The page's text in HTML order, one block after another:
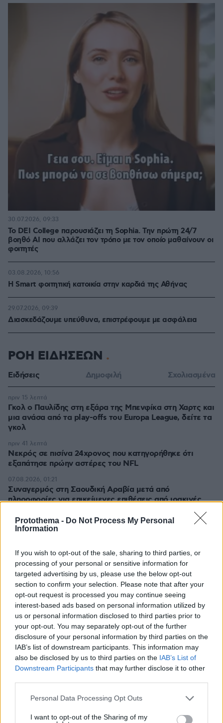
Protothema - Do Not Process My Personal
Information
If you wish to opt-out of the sale, sharing to third parties, or
processing of your personal or sensitive information for
targeted advertising by us, please use the below opt-out
section to confirm your selection. Please note that after your
opt-out request is processed you may continue seeing
interest-based ads based on personal information utilized by
us or personal information disclosed to third parties prior to
your opt-out. You may separately opt-out of the further
disclosure of your personal information by third parties on the
IAB’s list of downstream participants. This information may
also be disclosed by us to third parties on the IAB’s List of
Downstream Participants that may further disclose it to other
Please note that this website/app uses one or more Google
not limited to your visit or usage behaviour. You may click to
Personal Data Processing Opt Outs
I want to opt-out of the Sharing of my
Το DEI College παρουσιάζει τη Sophia. Την πρώτη 24/7
βοηθό AI που αλλάζει τον τρόπο με τον οποίο μαθαίνουν οι
φοιτητές
30.07.2026, 09:33
Η Smart φοιτητική κατοικία στην καρδιά της Αθήνας
03.08.2026, 10:56
Διασκεδάζουμε υπεύθυνα, επιστρέφουμε με ασφάλεια
29.07.2026, 09:39
ΡΟΗ ΕΙΔΗΣΕΩΝ
Ειδήσεις Δημοφιλή Σχολιασμένα
Γκολ ο Παυλίδης στη εξάρα της Μπενφίκα στη Χαρτς και
μια ανάσα από τα play-offs του Europa League, δείτε τα
γκολ
πριν 15 λεπτά
Νεκρός σε πισίνα 24χρονος που κατηγορήθηκε ότι
εξαπάτησε πρώην αστέρες του NFL
πριν 41 λεπτά
Συναγερμός στη Σαουδική Αραβία μετά από
πληροφορίες για επικείμενες επιθέσεις από ιρακινές
07.08.2026, 01:21
07.08.2026, 00:57
Παιδιά και κατοικίδια: Πώς μαθαίνουμε στα παιδιά να τα
σέβονται
07.08.2026, 00:30
Στο νοσοκομείο 30χρονη μετά από πτώση από τη
γέφυρα της Χαλκίδας
07.08.2026, 00:17
Λίσι μετά την ήττα του ΠΑΟΚ: «Με περισσότερη
σοβαρότητα θα παίρναμε κάτι καλύτερο»
07.08.2026, 00:10
07.08.2026, 00:03
Χαλαρή έξοδος για τον Κυριάκο Μητσοτάκη και τη